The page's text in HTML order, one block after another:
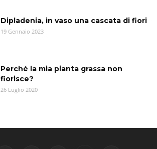
Dipladenia, in vaso una cascata di fiori
19 Gennaio 2023
Perché la mia pianta grassa non
fiorisce?
26 Luglio 2020